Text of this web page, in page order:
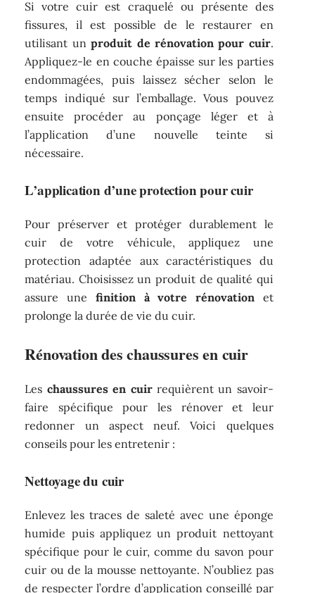
Si votre cuir est craquelé ou présente des
fissures, il est possible de le restaurer en
utilisant unproduit de rénovation pour cuir.
Appliquez-le en couche épaisse sur les parties
endommagées, puis laissez sécher selon le
temps indiqué sur l’emballage. Vous pouvez
ensuite procéder au ponçage léger et à
l’application d’une nouvelle teinte si
nécessaire.
L’application d’une protection pour cuir
Pour préserver et protéger durablement le
cuir de votre véhicule, appliquez une
protection adaptée aux caractéristiques du
matériau. Choisissez un produit de qualité qui
assure une finition à votre rénovationet
prolonge la durée de vie du cuir.
Rénovation des chaussures en cuir
Les chaussures en cuirrequièrent un savoir-
faire spécifique pour les rénover et leur
redonner un aspect neuf. Voici quelques
conseils pour les entretenir :
Nettoyage du cuir
Enlevez les traces de saleté avec une éponge
humide puis appliquez un produit nettoyant
spécifique pour le cuir, comme du savon pour
cuir ou de la mousse nettoyante. N’oubliez pas
de respecter l’ordre d’application conseillé par